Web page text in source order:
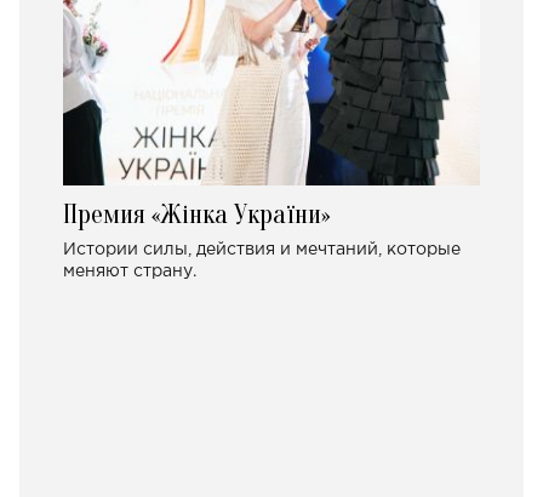
Премия «Жінка України»
Истории силы, действия и мечтаний, которые
меняют страну.